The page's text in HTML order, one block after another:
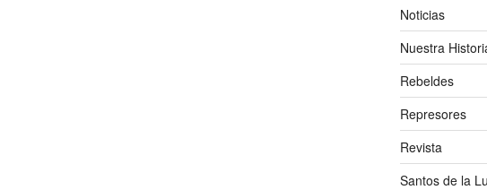
Noticias
Nuestra
Rebeldes
Represores
Revista
Santos de la